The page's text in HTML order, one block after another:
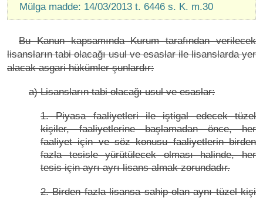
Mülga madde: 14/03/2013 t. 6446 s. K. m.30
Bu Kanun kapsamında Kurum tarafından verilecek
lisansların tabi olacağı usul ve esaslar ile lisanslarda yer
alacak asgari hükümler şunlardır:
a) Lisansların tabi olacağı usul ve esaslar:
1. Piyasa faaliyetleri ile iştigal edecek tüzel
kişiler, faaliyetlerine başlamadan önce, her
faaliyet için ve söz konusu faaliyetlerin birden
fazla tesisle yürütülecek olması halinde, her
tesis için ayrı ayrı lisans almak zorundadır.
2. Birden fazla lisansa sahip olan aynı tüzel kişi